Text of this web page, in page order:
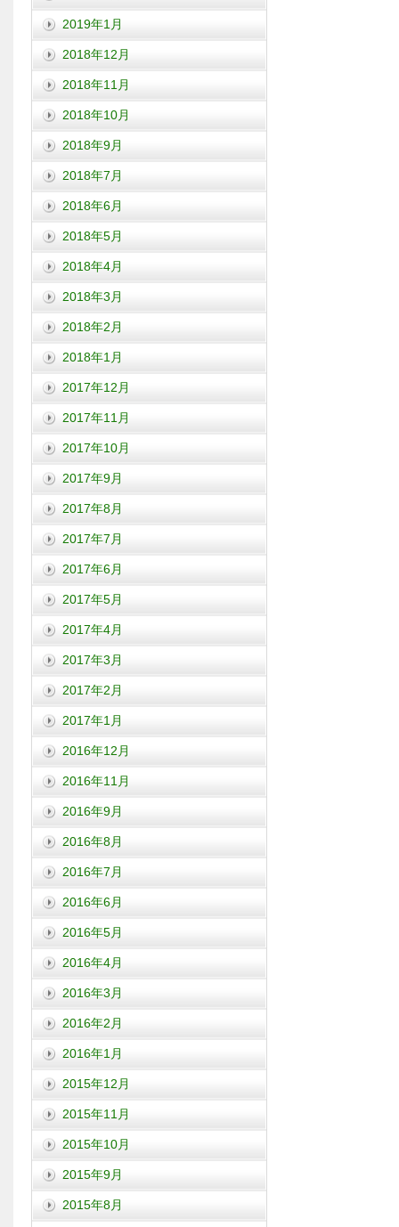
2019年1月
2018年12月
2018年11月
2018年10月
2018年9月
2018年7月
2018年6月
2018年5月
2018年4月
2018年3月
2018年2月
2018年1月
2017年12月
2017年11月
2017年10月
2017年9月
2017年8月
2017年7月
2017年6月
2017年5月
2017年4月
2017年3月
2017年2月
2017年1月
2016年12月
2016年11月
2016年9月
2016年8月
2016年7月
2016年6月
2016年5月
2016年4月
2016年3月
2016年2月
2016年1月
2015年12月
2015年11月
2015年10月
2015年9月
2015年8月